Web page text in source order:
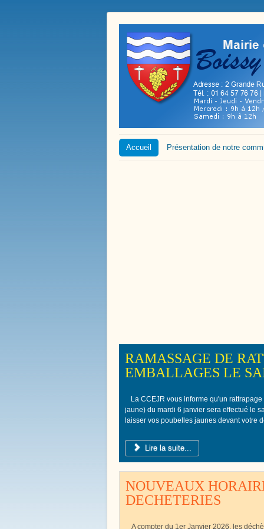
Accueil Présentation de notre
Bienvenue à
Boissy le
RAMASSAGE DE
EMBALLAGES LE
La CCEJR vous informe qu'un
jaune) du mardi 6 janvier sera effectué le
laisser vos poubelles jaunes devant votre
Lire la suite...
NOUVEAUX
DECHETERIES
A compter du 1er Janvier 2026, les